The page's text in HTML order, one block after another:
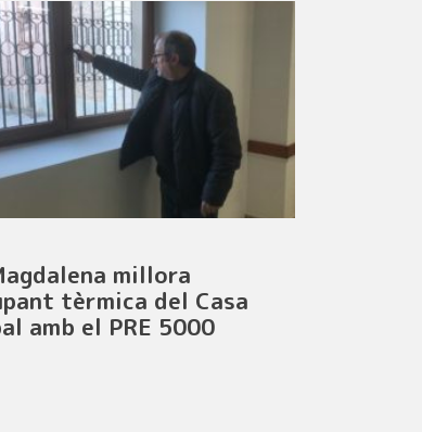
millora
tèrmica del Casa
amb el PRE 5000